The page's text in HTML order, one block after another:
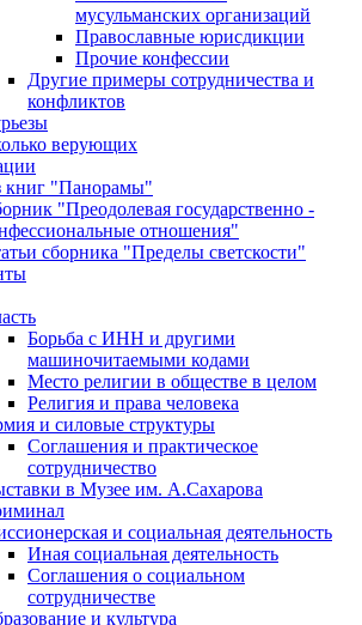
мусульманских организаций
Православные юрисдикции
Прочие конфессии
Другие примеры сотрудничества и
конфликтов
верующих
книг "Панорамы"
"Преодолевая государственно -
отношения"
сборника "Пределы светскости"
Борьба с ИНН и другими
машиночитаемыми кодами
Место религии в обществе в целом
Религия и права человека
и силовые структуры
Соглашения и практическое
сотрудничество
в Музее им. А.Сахарова
и социальная деятельность
Иная социальная деятельность
Соглашения о социальном
сотрудничестве
и культура